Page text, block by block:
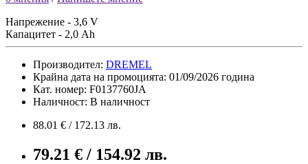
Напрежение - 3,6 V
Капацитет - 2,0 Ah
Производител: DREMEL
Крайна дата на промоцията: 01/09/2026 година
Кат. номер: F0137760JA
Наличност: В наличност
88.01 € / 172.13 лв.
79.21 € / 154.92 лв.